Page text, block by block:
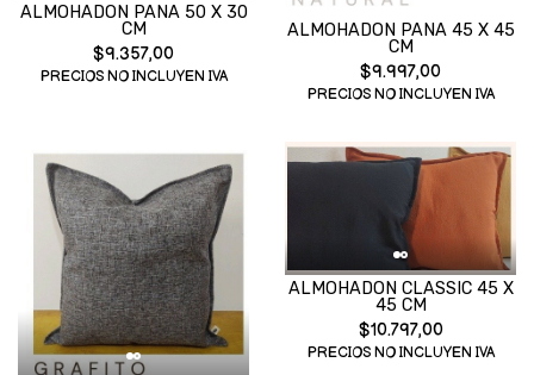
ALMOHADON PANA 50 X 30
CM
$9.357,00
PRECIOS NO INCLUYEN IVA
ALMOHADON PANA 45 X 45
CM
$9.997,00
PRECIOS NO INCLUYEN IVA
ALMOHADON CLASSIC 45 X
45 CM
$10.797,00
PRECIOS NO INCLUYEN IVA